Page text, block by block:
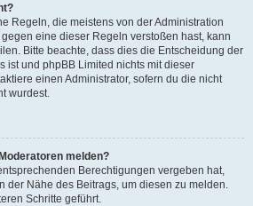
Regeln, die meistens von der Administration
eine dieser Regeln verstoßen hast, kann
Bitte beachte, dass dies die Entscheidung der
ist und phpBB Limited nichts mit dieser
einen Administrator, sofern du die nicht
wurdest.
melden?
Berechtigungen vergeben hat,
der Nähe des Beitrags, um diesen zu melden.
Schritte geführt.